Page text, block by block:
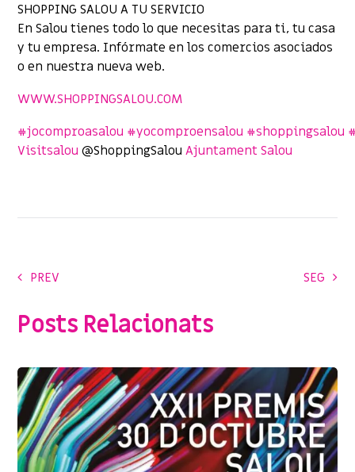
SHOPPING SALOU A TU SERVICIO
En Salou tienes todo lo que necesitas para ti, tu casa
y tu empresa. Infórmate en los comercios asociados
o en nuestra nueva web.
WWW.SHOPPINGSALOU.COM
#jocomproasalou #yocomproensalou #shoppingsalou
Visitsalou @ShoppingSalouAjuntament Salou
PREV SEG
Posts Relacionats